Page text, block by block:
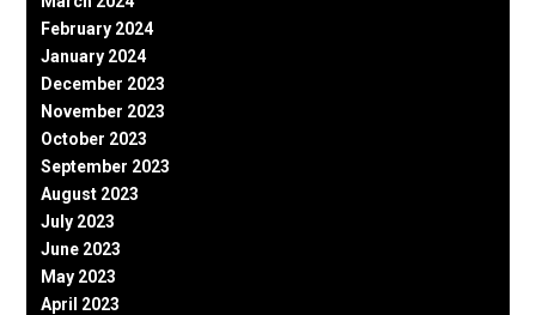
February 2024
January 2024
December 2023
November 2023
October 2023
September 2023
August 2023
July 2023
June 2023
May 2023
April 2023